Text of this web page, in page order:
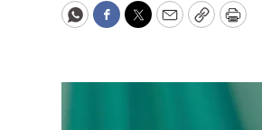
WhatsApp
Facebook
Twitter
EmailCopy